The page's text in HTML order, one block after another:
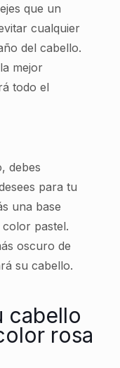
que un
cualquier
del cabello.
mejor
todo el
debes
para tu
una base
pastel.
oscuro de
su cabello.
cabello
rosa